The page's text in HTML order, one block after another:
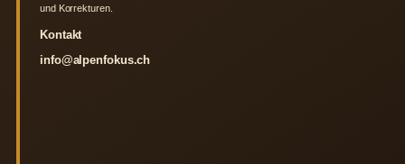
und Korrekturen.
Kontakt
info@alpenfokus.ch